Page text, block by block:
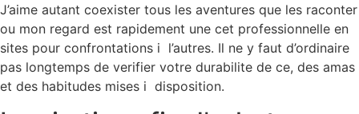
J’aime autant coexister tous les aventures que les raconter
ou mon regard est rapidement une cet professionnelle en
sites pour confrontations i l’autres. Il ne y faut d’ordinaire
pas longtemps de verifier votre durabilite de ce, des amas
et des habitudes mises i disposition.